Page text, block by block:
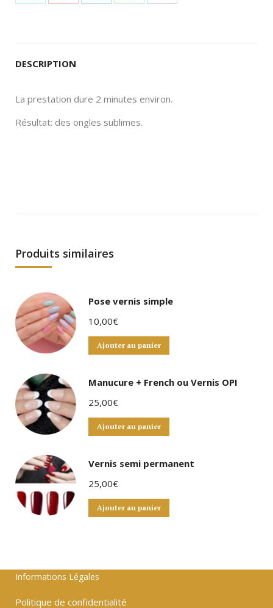
DESCRIPTION
La prestation dure 2 minutes environ.
Résultat: des ongles sublimes.
Produits similaires
Pose vernis simple
10,00€
Ajouter au panier
Manucure + French ou Vernis OPI
25,00€
Ajouter au panier
Vernis semi permanent
25,00€
Ajouter au panier
Informations Légales
Politique de confidentialité